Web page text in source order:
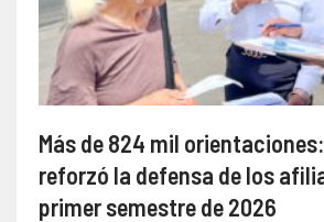
Más de 824 mil orientaciones:
reforzó la defensa de los
primer semestre de 2026